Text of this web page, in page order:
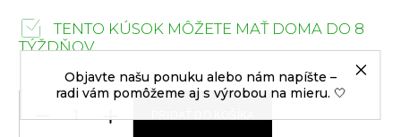
Objavte našu ponuku alebo nám napíšte –
radi vám pomôžeme aj s výrobou na mieru. 🤍
TENTO KÚSOK MÔŽETE MAŤ DOMA DO 8
TÝŽDŇOV